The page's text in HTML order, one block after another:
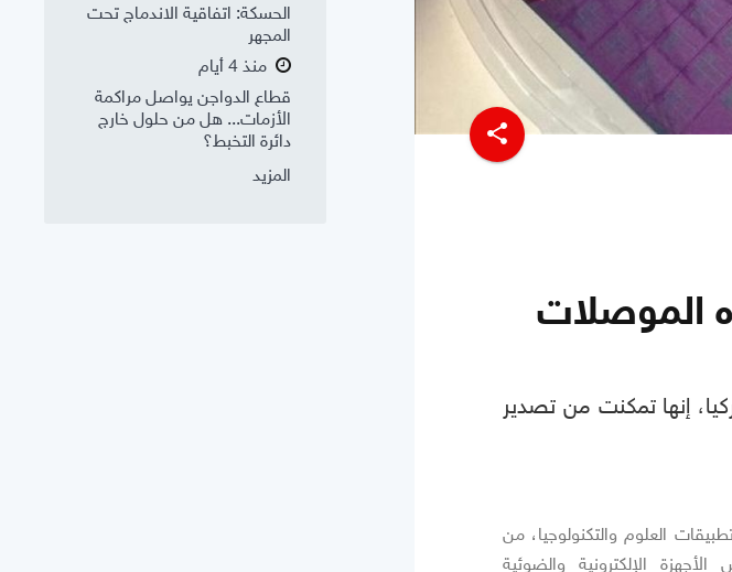
share
الموصلات
إنها تمكنت من تصدير
العلوم والتكنولوجيا، من
الإلكترونية والضوئية
الحسكة: اتفاقية الاندماج تحت
المجهر
منذ 4 أيام
قطاع الدواجن يواصل مراكمة
الأزمات... هل من حلول خارج
دائرة التخبط؟
المزيد